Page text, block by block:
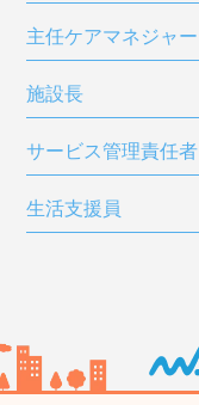
主任ケアマネジャー
施設長
サービス管理責任者
生活支援員